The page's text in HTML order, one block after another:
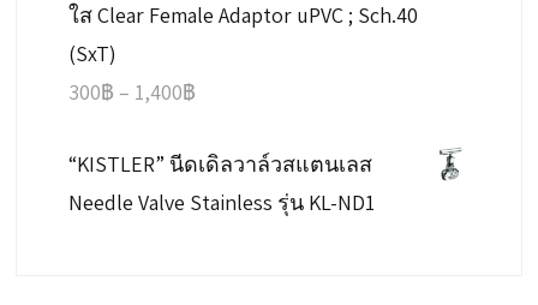
through
ใส Clear Female Adaptor uPVC ; Sch.40
(SxT)
300฿ – 1,400฿Price
300฿
through
“KISTLER” นีดเดิลวาล์วสแตนเลส
Needle Valve Stainless รุ่น KL-ND1